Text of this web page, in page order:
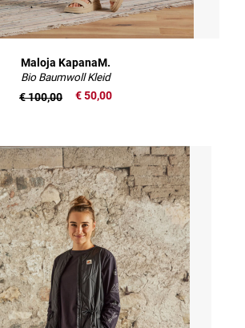
Maloja KapanaM.
Bio Baumwoll Kleid
€ 50,00
€ 100,00